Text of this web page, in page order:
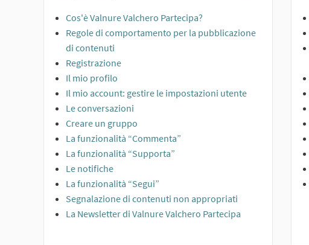
Cos'è Valnure Valchero Partecipa?
Regole di comportamento per la pubblicazione
di contenuti
Registrazione
Il mio profilo
Il mio account: gestire le impostazioni utente
Le conversazioni
Creare un gruppo
La funzionalità “Commenta”
La funzionalità “Supporta”
Le notifiche
La funzionalità “Segui”
Segnalazione di contenuti non appropriati
La Newsletter di Valnure Valchero Partecipa